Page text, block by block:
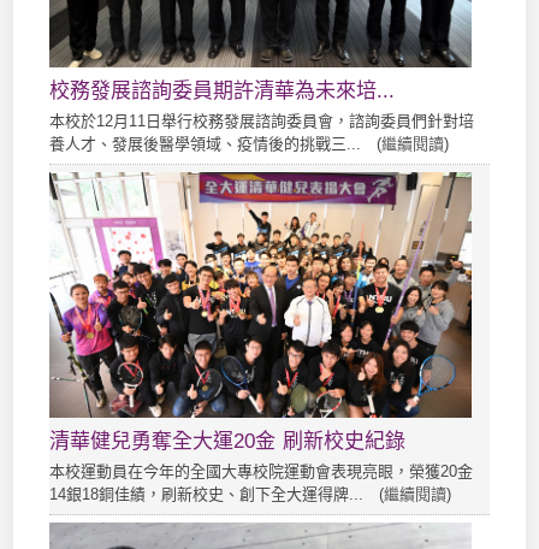
校務發展諮詢委員期許清華為未來培...
本校於12月11日舉行校務發展諮詢委員會，諮詢委員們針對培
養人才、發展後醫學領域、疫情後的挑戰三... (繼續閱讀)
清華健兒勇奪全大運20金 刷新校史紀錄
本校運動員在今年的全國大專校院運動會表現亮眼，榮獲20金
14銀18銅佳績，刷新校史、創下全大運得牌... (繼續閱讀)